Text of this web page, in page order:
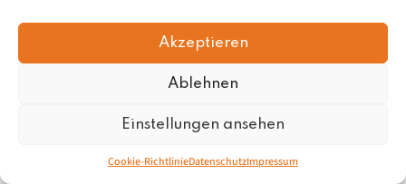
Akzeptieren
Ablehnen
Einstellungen ansehen
Cookie-RichtlinieDatenschutzImpressum